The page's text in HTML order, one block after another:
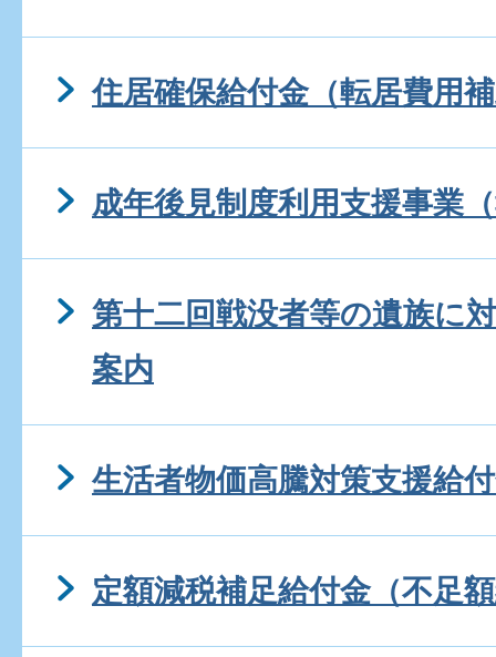
住居確保給付金（転居費用
成年後見制度利用支援事業
第十二回戦没者等の遺族に
案内
生活者物価高騰対策支援給
定額減税補足給付金（不足